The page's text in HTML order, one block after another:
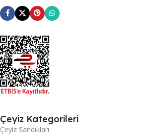
Çeyiz Kategorileri
Çeyiz Sandıkları